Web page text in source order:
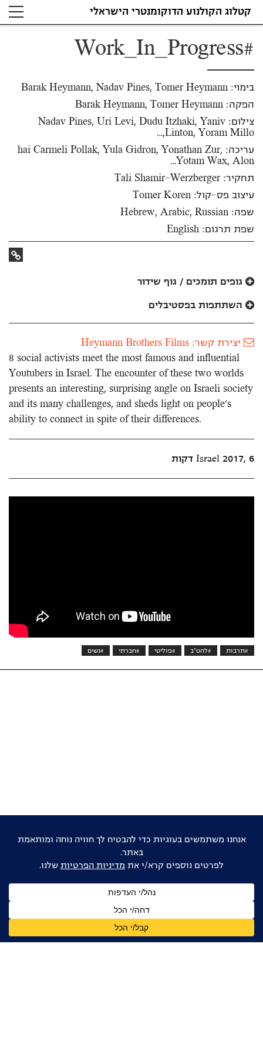
קטלוג הקולנוע הדוקומנטרי הישראלי
#Work_In_Progress
בימוי: Barak Heymann, Nadav Pines, Tomer Heymann
הפקה: Barak Heymann, Tomer Heymann
צילום: Nadav Pines, Uri Levi, Dudu Itzhaki, Yaniv
Linton, Yoram Millo,…
עריכה: hai Carmeli Pollak, Yula Gidron, Yonathan Zur,
Yotam Wax, Alon…
תחקיר: Tali Shamir-Werzberger
עיצוב פס-קול: Tomer Koren
שפה: Hebrew, Arabic, Russian
שפת תרגום: English
קישור
גופים תומכים / גוף שידור
השתתפות בפסטיבלים
יצירת קשר: Heymann Brothers Films
8 social activists meet the most famous and influential
Youtubers in Israel. The encounter of these two worlds
presents an interesting, surprising angle on Israeli society
and its many challenges, and sheds light on people's
ability to connect in spite of their differences.
Israel 2017, 6 דקות
#תרבות #להט"ב #פוליטי #חברתי #נשים
אוהבים דוקו ישראלי?
הישארו מעודכנים
שם
מלא
כתובת
דואר